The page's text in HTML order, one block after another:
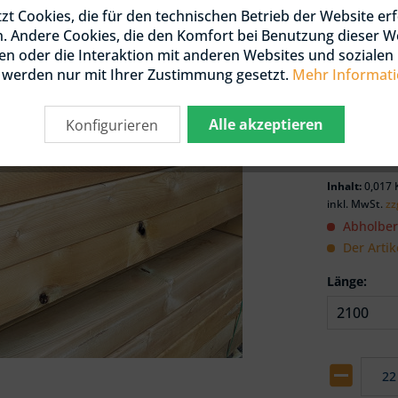
/ DOUGLASIE
/ KDI
UND LATTEN
DOUGLASIE
/ DOUGLASIE
Menge
ab22
Inhalt:0,017
inkl. MwSt.
Der
Länge:
Cookies, die für den technischen Betrieb der Website
Andere Cookies, die den Komfort bei Benutzung dieser
oder die Interaktion mit anderen Websites und sozialen
nur mit Ihrer Zustimmung gesetzt. Mehr
Alle akzeptieren
Konfigurieren